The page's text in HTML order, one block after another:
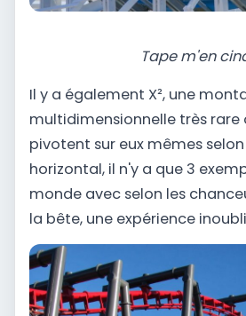
Tape m'en
Il y a également X², une
multidimensionnelle très rare
pivotent sur eux mêmes
horizontal, il n'y a que 3
monde avec selon les
la bête, une expérience